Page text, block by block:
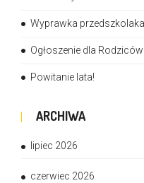
Wyprawka
Ogłoszenie dla Rodziców
Powitanie lata!
ARCHIWA
lipiec 2026
czerwiec 2026